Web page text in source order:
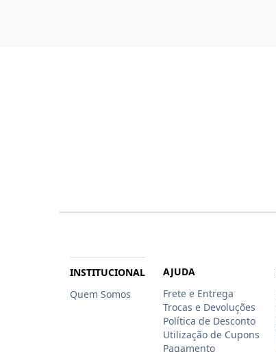
INSTITUCIONAL
Quem Somos
AJUDA
Frete e Entrega
Trocas e Devoluções
Política de Desconto
Utilização de Cupons
Pagamento